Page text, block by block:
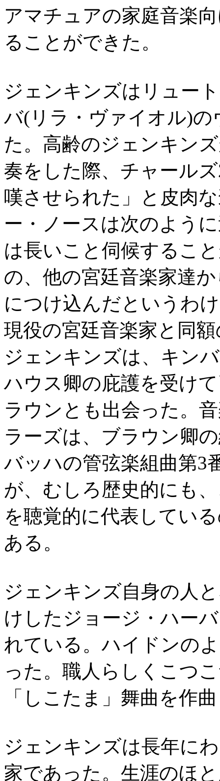
アマチュアの家庭音楽
ることができた。
ジェンキンズはリュー
バ(リラ・ヴァイオル)
た。高齢のジェンキン
奏をした際、チャール
嘆させられた」と皮肉
ー・ノースは次のよう
は長いこと伺候するこ
の、他の宮廷音楽家達
につけ込んだというわ
現役の宮廷音楽家と同
ジェンキンズは、キン
ハウス卿の庇護を受け
ラウンとも出会った。
ラーズは、ブラウン卿
バッハの管弦楽組曲第3
が、むしろ歴史的にも
を聴覚的に代表してい
ある。
ジェンキンズ自身の人
けしたジョージ・ハー
れている。ハイドンの
った。職人らしくこつ
「しこたま」舞曲を作
ジェンキンズは長年に
家であった。生涯のほ